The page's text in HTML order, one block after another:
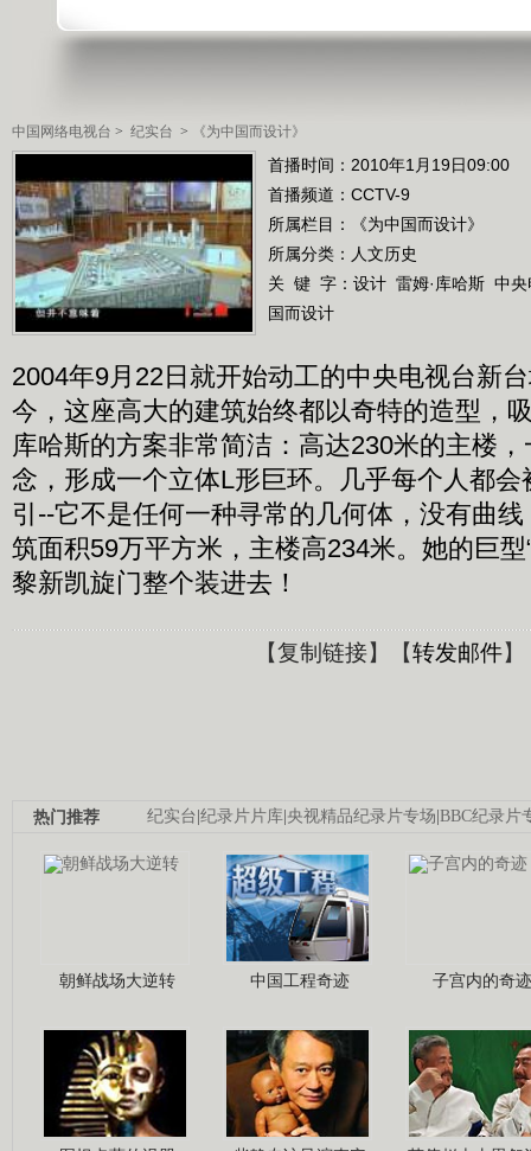
中国网络电视台 > 纪实台 > 《为中国而设计》
首播时间：2010年1月19日09:00
首播频道： CCTV-9
所属栏目：
《为中国而设计》
所属分类：人文历史
关 键 字： 设计 雷姆·库哈斯 中央
国而设计
2004年9月22日就开始动工的中央电视台新
今，这座高大的建筑始终都以奇特的造型，
库哈斯的方案非常简洁：高达230米的主楼
念，形成一个立体L形巨环。几乎每个人都
引--它不是任何一种寻常的几何体，没有曲
筑面积59万平方米，主楼高234米。她的巨型
黎新凯旋门整个装进去！
【复制链接】【转发邮件】
纪实台 纪录片片库 央视精品纪录片专场 BBC纪录片
热门推荐
朝鲜战场大逆转 中国工程奇迹 子宫内的奇迹